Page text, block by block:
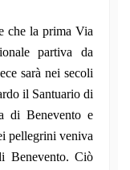
che la prima Via
partiva da
sarà nei secoli
il Santuario di
di Benevento e
pellegrini veniva
Benevento. Ciò